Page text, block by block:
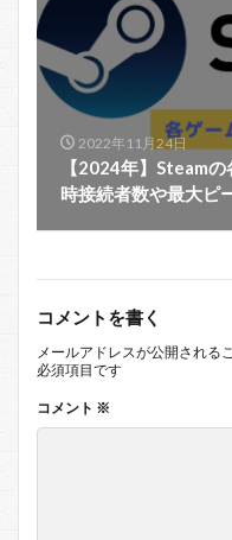
2022年11月24日
【2024年】Steam
時接続者数や最大ピ
コメントを書く
メールアドレスが公開される
必須項目です
コメント ※